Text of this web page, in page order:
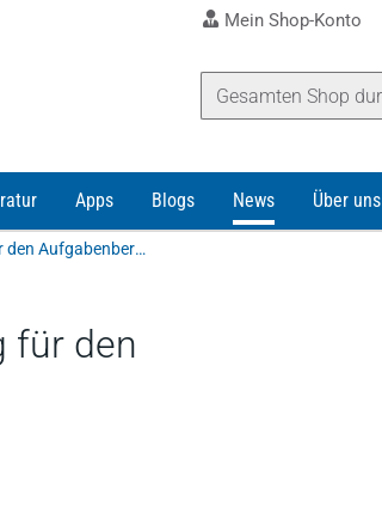
Mein Shop-Konto
Apps Blogs News Über uns
Wer erbt? Zur Einrichtung einer Betreuung für den Aufgabenbereich der Vertretung des geschäftsunfähigen Ehegatten im Ehescheidungsverfahren
für den